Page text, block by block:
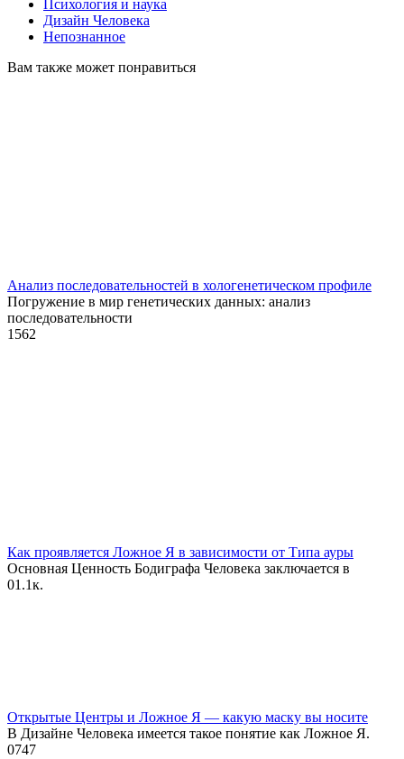
Психология и наука
Дизайн Человека
Непознанное
Вам также может понравиться
Анализ последовательностей в хологенетическом профиле
Погружение в мир генетических данных: анализ
последовательности
1 562
Как проявляется Ложное Я в зависимости от Типа ауры
Основная Ценность Бодиграфа Человека заключается в
01.1к.
Открытые Центры и Ложное Я — какую маску вы носите
В Дизайне Человека имеется такое понятие как Ложное Я.
0747